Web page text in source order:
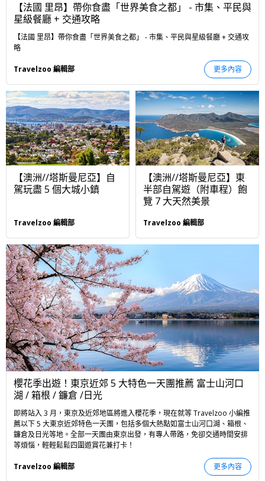
【法國 里昂】帶你食盡「世界美食之都」 - 市集、平民與
星級餐廳 + 交通攻略
【法國 里昂】帶你食盡「世界美食之都」 - 市集、平民與星級餐廳 + 交通攻
略
更多內容
Travelzoo 編輯部
【澳洲//塔斯曼尼亞】自
駕玩盡 5 個大城小鎮
Travelzoo 編輯部
【澳洲//塔斯曼尼亞】東
半部自駕遊（附車程）飽
覽 7 大天然美景
Travelzoo 編輯部
櫻花季出遊！東京近郊 5 大特色一天團推薦 富士山河口
湖 / 箱根 / 鐮倉 /日光
即將站入 3 月，東京及近郊地區將進入櫻花季，現在就等 Travelzoo 小編推
薦以下 5 大東京近郊特色一天團，包括多個大熱點如富士山河口湖、箱根、
鐮倉及日光等地。全部一天團由東京出發，有專人帶路，免卻交通時間安排
等煩惱，輕輕鬆鬆四圍遊賞花兼打卡！
更多內容
Travelzoo 編輯部